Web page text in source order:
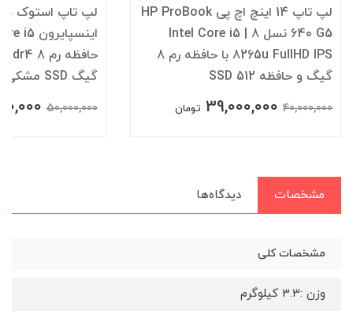
لپ تاپ 14 اینچ اچ پی HP ProBook
640 G5 نسل 8 | Intel Core i5
8265u FullHD IPS با حافظه رم 8
گیگ و حافظه SSD 512
40,000,000
39,000,000 تومان
گیگ SSD مشکی 17 اینچ
50,000,000
مشخصات دیدگاه‌ها
مشخصات کلی
وزن :3.3 کیلوگرم